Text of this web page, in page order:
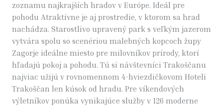
zoznamu najkrajších hradov v Európe. Ideál pre
pohodu Atraktívne je aj prostredie, v ktorom sa hrad
nachádza. Starostlivo upravený park s veľkým jazerom
vytvára spolu so scenériou malebných kopcoch župy
Zagorje ideálne miesto pre milovníkov prírody, ktorí
hľadajú pokoj a pohodu. Tú si návštevníci Trakoščanu
najviac užijú v rovnomennom 4-hviezdičkovom Hoteli
Trakoščan len kúsok od hradu. Pre víkendových
výletníkov ponúka vynikajúce služby v 126 moderne